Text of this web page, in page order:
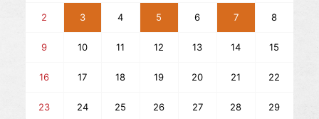
2 3 4 5 6 7 8
9 10 11 12 13 14 15
16 17 18 19 20 21 22
23 24 25 26 27 28 29